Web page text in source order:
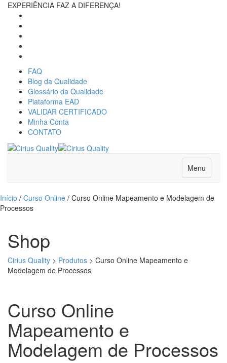
EXPERIÊNCIA FAZ A DIFERENÇA!
FAQ
Blog da Qualidade
Glossário da Qualidade
Plataforma EAD
VALIDAR CERTIFICADO
Minha Conta
CONTATO
Menu
Início / Curso Online / Curso Online Mapeamento e Modelagem de
Processos
Shop
Cirius Quality > Produtos > Curso Online Mapeamento e
Modelagem de Processos
Curso Online
Mapeamento e
Modelagem de Processos